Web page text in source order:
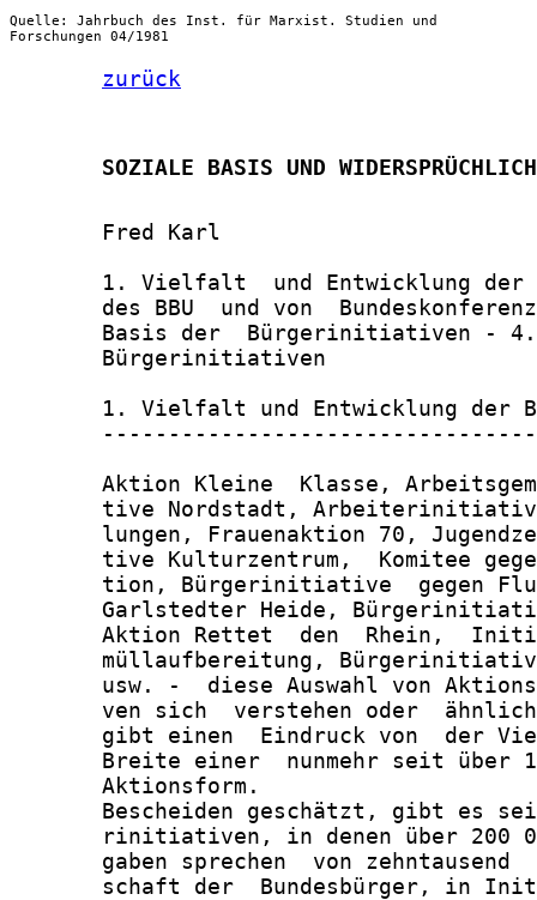
Quelle: Jahrbuch des Inst. für Marxist. Studien und
Forschungen 04/1981
zurück
SOZIALE BASIS UND